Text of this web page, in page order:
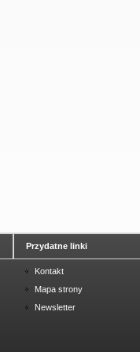
Przydatne linki
Kontakt
Mapa strony
Newsletter